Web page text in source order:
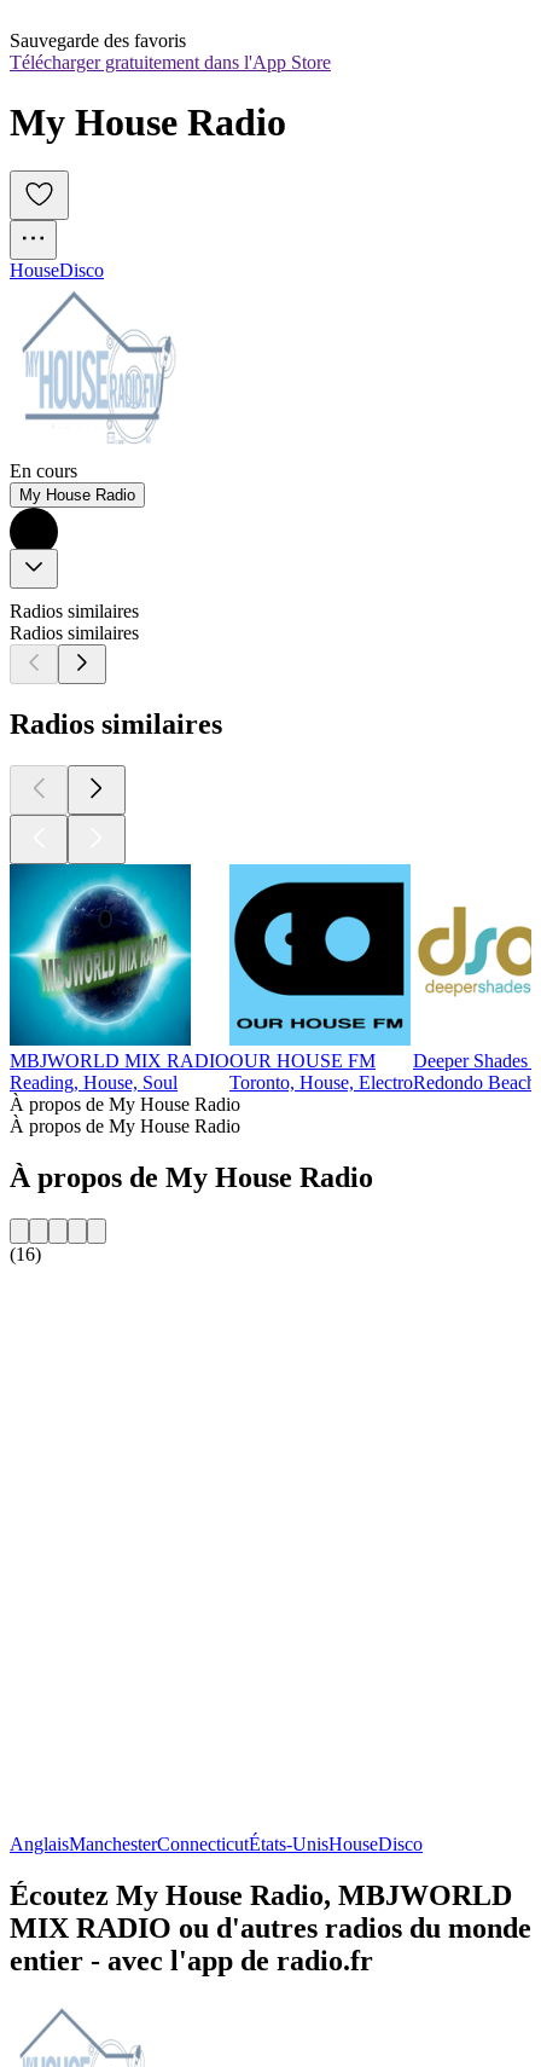
Sauvegarde des favoris
Télécharger gratuitement dans l'App Store
My House Radio
HouseDisco
En cours
My House Radio
Radios similaires
Radios similaires
Radios similaires
MBJWORLD MIX RADIO
Reading, House, Soul
OUR HOUSE FM
Toronto, House, Electro
Deeper Shades
Redondo
À propos de My House Radio
À propos de My House Radio
À propos de My House Radio
(16)
AnglaisManchesterConnecticutÉtats-UnisHouseDisco
Écoutez My House Radio, MBJWORLD
MIX RADIO ou d'autres radios du monde
entier - avec l'app de radio.fr